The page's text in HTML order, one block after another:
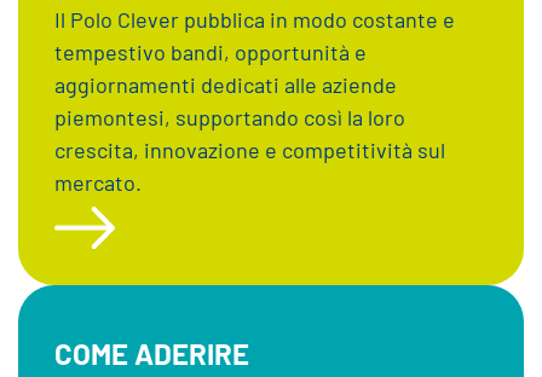
Il Polo Clever pubblica in modo costante e
tempestivo bandi, opportunità e
aggiornamenti dedicati alle aziende
piemontesi, supportando così la loro
crescita, innovazione e competitività sul
mercato.
COME ADERIRE